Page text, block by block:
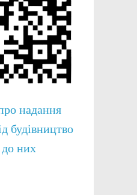
надання
будівництво
них